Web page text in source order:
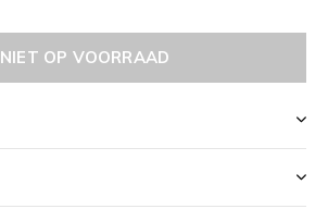
NIET OP VOORRAAD